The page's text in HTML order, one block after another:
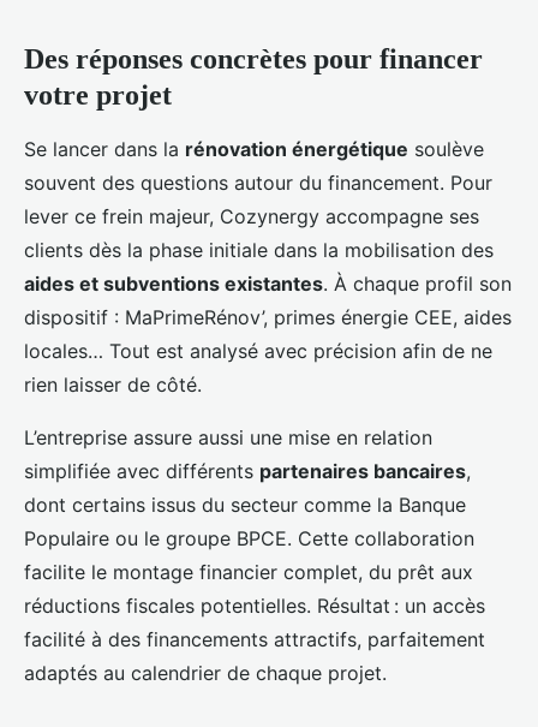
Des réponses concrètes pour financer
votre projet
Se lancer dans la rénovation énergétique soulève
souvent des questions autour du financement. Pour
lever ce frein majeur, Cozynergy accompagne ses
clients dès la phase initiale dans la mobilisation des
aides et subventions existantes. À chaque profil son
dispositif : MaPrimeRénov’, primes énergie CEE, aides
locales… Tout est analysé avec précision afin de ne
rien laisser de côté.
L’entreprise assure aussi une mise en relation
simplifiée avec différents partenaires bancaires,
dont certains issus du secteur comme la Banque
Populaire ou le groupe BPCE. Cette collaboration
facilite le montage financier complet, du prêt aux
réductions fiscales potentielles. Résultat : un accès
facilité à des financements attractifs, parfaitement
adaptés au calendrier de chaque projet.